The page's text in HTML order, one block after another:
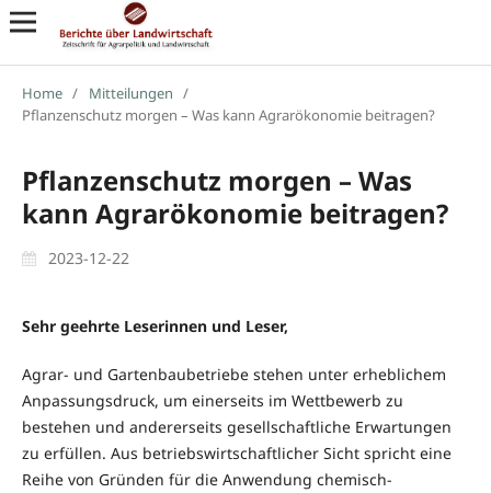
Home / Mitteilungen /
Pflanzenschutz morgen – Was kann Agrarökonomie beitragen?
Pflanzenschutz morgen – Was
kann Agrarökonomie beitragen?
2023-12-22
Sehr geehrte Leserinnen und Leser,
Agrar- und Gartenbaubetriebe stehen unter erheblichem
Anpassungsdruck, um einerseits im Wettbewerb zu
bestehen und andererseits gesellschaftliche Erwartungen
zu erfüllen. Aus betriebswirtschaftlicher Sicht spricht eine
Reihe von Gründen für die Anwendung chemisch-